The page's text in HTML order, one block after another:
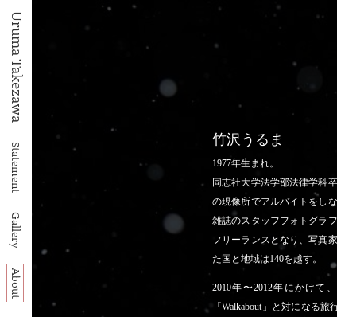
Uruma Takezawa
Statement
Gallery
About
竹沢うるま
1977年生まれ。
同志社大学法学部法律学科
の現像所でアルバイトをし
雑誌のスタッフフォトグラ
フリーランスとなり、写真
た国と地域は140を越す。
2010年〜2012年にかけて
「Walkabout」と対になる